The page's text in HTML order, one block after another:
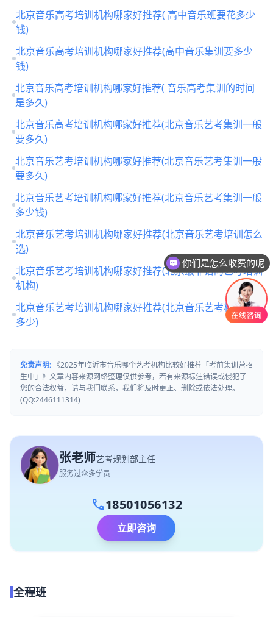
北京音乐高考培训机构哪家好推荐( 高中音乐班要花多少
钱)
北京音乐高考培训机构哪家好推荐(高中音乐集训要多少
钱)
北京音乐高考培训机构哪家好推荐( 音乐高考集训的时间
是多久)
北京音乐高考培训机构哪家好推荐(北京音乐艺考集训一般
要多久)
北京音乐艺考培训机构哪家好推荐(北京音乐艺考集训一般
要多久)
北京音乐艺考培训机构哪家好推荐(北京音乐艺考集训一般
多少钱)
北京音乐艺考培训机构哪家好推荐(北京音乐艺考培训怎么
选)
北京音乐艺考培训机构哪家好推荐(北京最靠谱的艺考培训
机构)
北京音乐艺考培训机构哪家好推荐(北京音乐艺考机构收费
多少)
免责声明: 《2025年临沂市音乐哪个艺考机构比较好推荐「考前集训营招
生中」》文章内容来源网络整理仅供参考，若有来源标注错误或侵犯了
您的合法权益，请与我们联系，我们将及时更正、删除或依法处理。
(QQ:2446111314)
张老师艺考规划部主任
服务过众多学员
call18501056132
立即咨询
全程班
你们是怎么收费的呢